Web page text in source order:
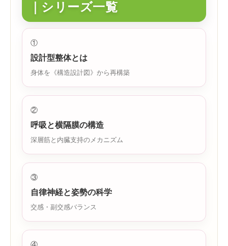
｜シリーズ一覧
①
設計型整体とは
身体を《構造設計図》から再構築
②
呼吸と横隔膜の構造
深層筋と内臓支持のメカニズム
③
自律神経と姿勢の科学
交感・副交感バランス